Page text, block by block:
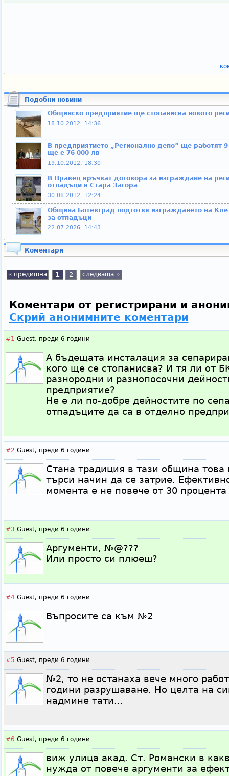
Подобни новини
Общинско предприятие ще стопанисва новото
18.10.2012, 14:36
В предприятието „Регионално депо” ще
ще е 76 000 лв
19.10.2012, 18:30
В Правец връчват договора за изграждане на
отпадъци в Стара Загора
30.08.2012, 12:24
Община Ботевград подготвя изграждането на
за отпадъци
22.07.2026, 14:43
Коментари
« предишна 1 2 следваща »
Коментари от регистрирани и
Скрий анонимните коментари
#1 Guest, преди 6 години
А бъдещата инсталация за
кого ще се стопанисва? И тя ли от
разнородни и разнопосочни
предприятие?
Не е ли по-добре дейностите по
отпадъците да са в отделно
#2 Guest, преди 6 години
Стана традиция в тази община това
търси начин да се затрие.
момента е не повече от 30
#3 Guest, преди 6 години
Аргументи, №@???
Или просто си плюеш?
#4 Guest, преди 6 години
Въпросите са към №2
#5 Guest, преди 6 години
№2, то не останаха вече много
години разрушаване. Но целта на
надмине тати...
#6 Guest, преди 6 години
виж улица акад. Ст. Романски в
нужда от повече аргументи за